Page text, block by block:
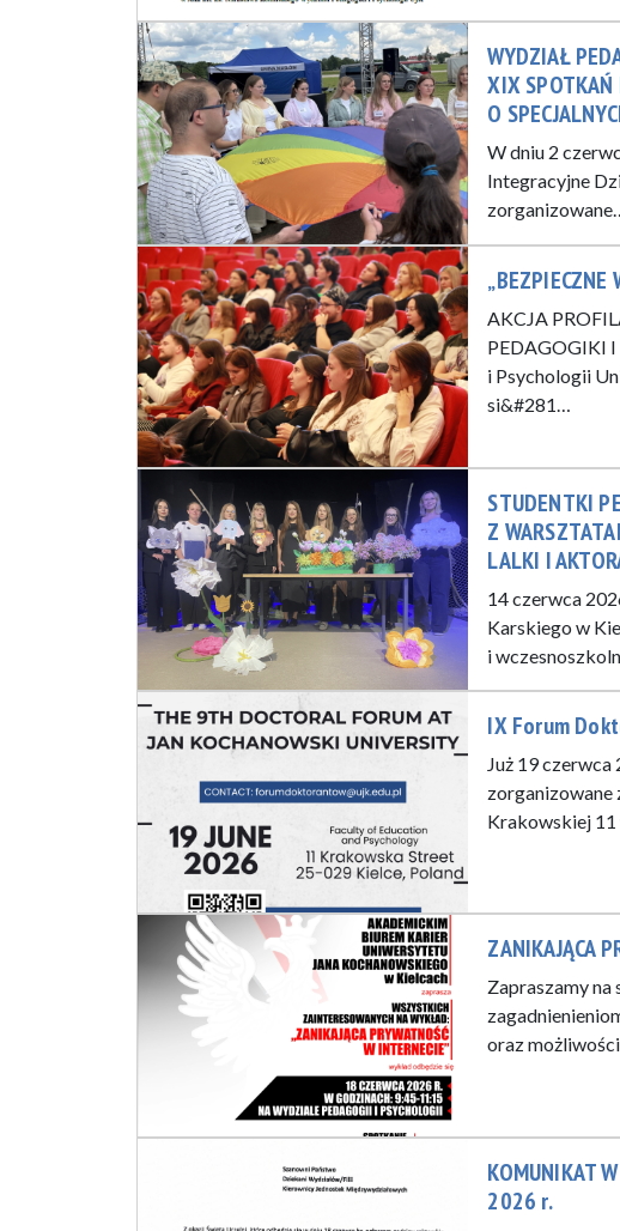
WYDZIAŁ
XIX SPOTKAŃ
O
W dniu 2
Integracyjne
„BEZPIECZNE
AKCJA
PEDAGOGIKI
i Psychologii
si&#281…
STUDENTKI
Z
LALKI I
14 czerwca
Karskiego w
i
IX Forum
Już 19
zorganizowane
Krakowskiej
ZANIKAJĄCA
Zapraszamy
oraz
KOMUNIKAT
2026 r.